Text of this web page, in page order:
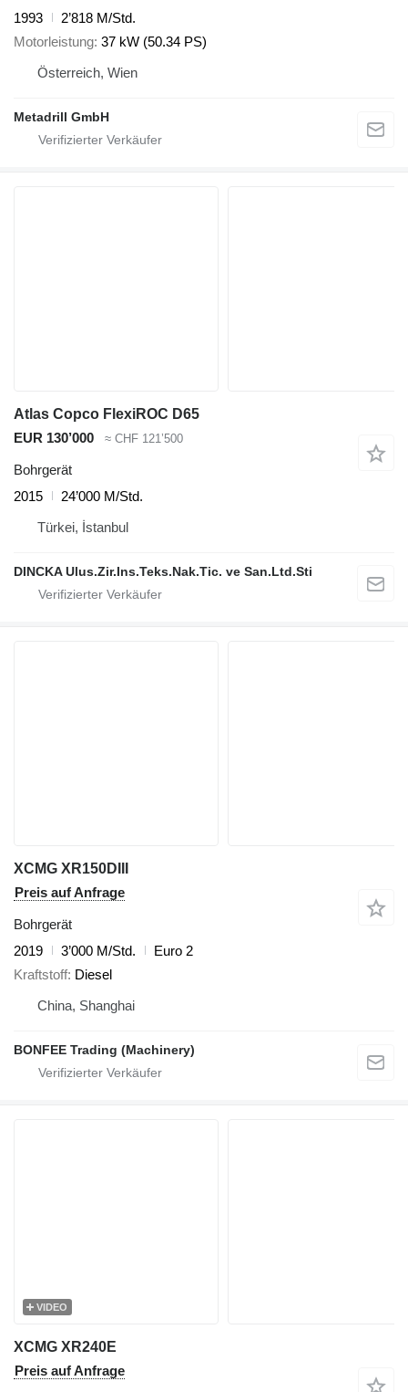
1993
2’818 M/Std.
Motorleistung 37 kW (50.34 PS)
Österreich, Wien
Metadrill GmbH
Atlas Copco FlexiROC D65
EUR 130’000
≈ CHF 121’500
Bohrgerät
2015
24’000 M/Std.
Türkei, İstanbul
DINCKA Ulus.Zir.Ins.Teks.Nak.Tic. ve San.Ltd.Sti
XCMG XR150DIII
Preis auf Anfrage
Bohrgerät
2019
3’000 M/Std.
Euro 2
Kraftstoff Diesel
China, Shanghai
BONFEE Trading (Machinery)
VIDEO
XCMG XR240E
Preis auf Anfrage